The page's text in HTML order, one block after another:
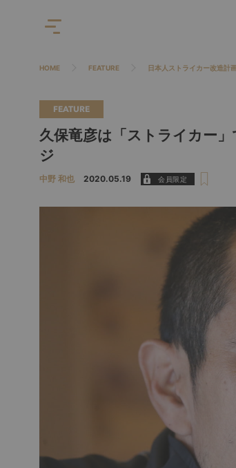
HOME FEATURE 日本人ストライカー改造計
FEATURE
久保竜彦は「ストライカー
ジ
中野 和也 2020.05.19